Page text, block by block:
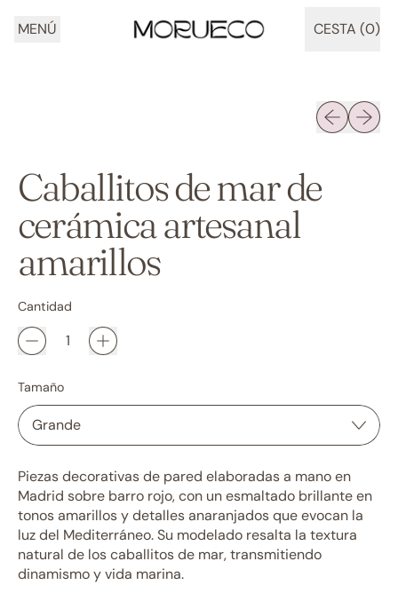
MENÚ CESTA (0)
ARTÍCULOS
Diapositiva
Caballitos de mar de
cerámica artesanal
amarillos
Cantidad
Tamaño
Piezas decorativas de pared elaboradas a mano en
Madrid sobre barro rojo, con un esmaltado brillante en
tonos amarillos y detalles anaranjados que evocan la
luz del Mediterráneo. Su modelado resalta la textura
natural de los caballitos de mar, transmitiendo
dinamismo y vida marina.